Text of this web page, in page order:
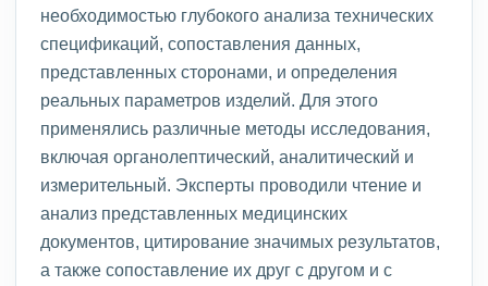
необходимостью глубокого анализа технических
спецификаций, сопоставления данных,
представленных сторонами, и определения
реальных параметров изделий. Для этого
применялись различные методы исследования,
включая органолептический, аналитический и
измерительный. Эксперты проводили чтение и
анализ представленных медицинских
документов, цитирование значимых результатов,
а также сопоставление их друг с другом и с